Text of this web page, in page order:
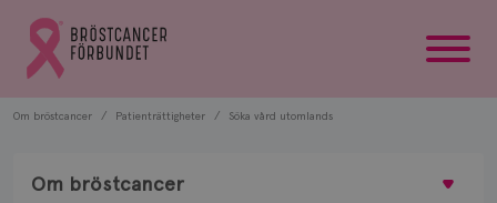
Gå
till
Bröstcancerförbundets
startsida
Om bröstcancer Patienträttigheter Söka vård utomlands
Om bröstcancer